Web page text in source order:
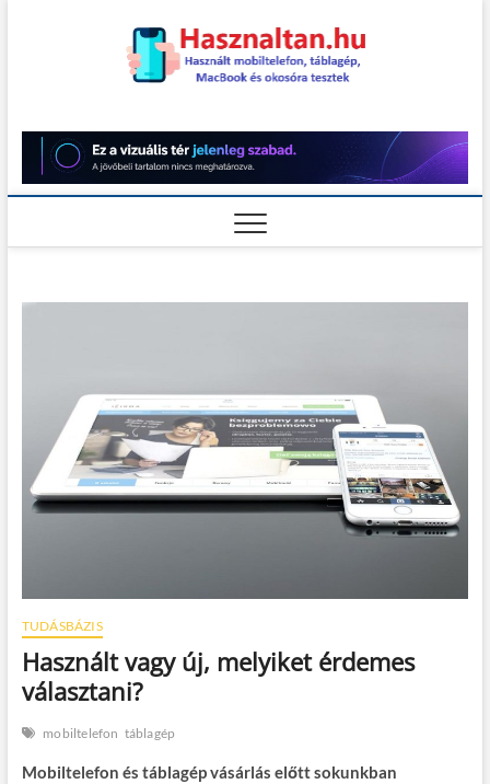
Használt
teszt
TÁBLAGÉP, MACBOOK ÉS
OKOSÓRA TESZTEK
TUDÁSBÁZIS
Használt vagy új, melyiket érdemes
választani?
mobiltelefon táblagép
Mobiltelefon és táblagép vásárlás előtt sokunkban